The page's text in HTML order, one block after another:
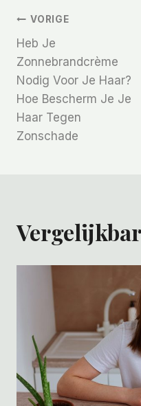
Bericht
Navigatie
VORIGE
Heb Je
Zonnebrandcrème
Nodig Voor Je Haar?
Hoe Bescherm Je Je
Haar Tegen
Zonschade